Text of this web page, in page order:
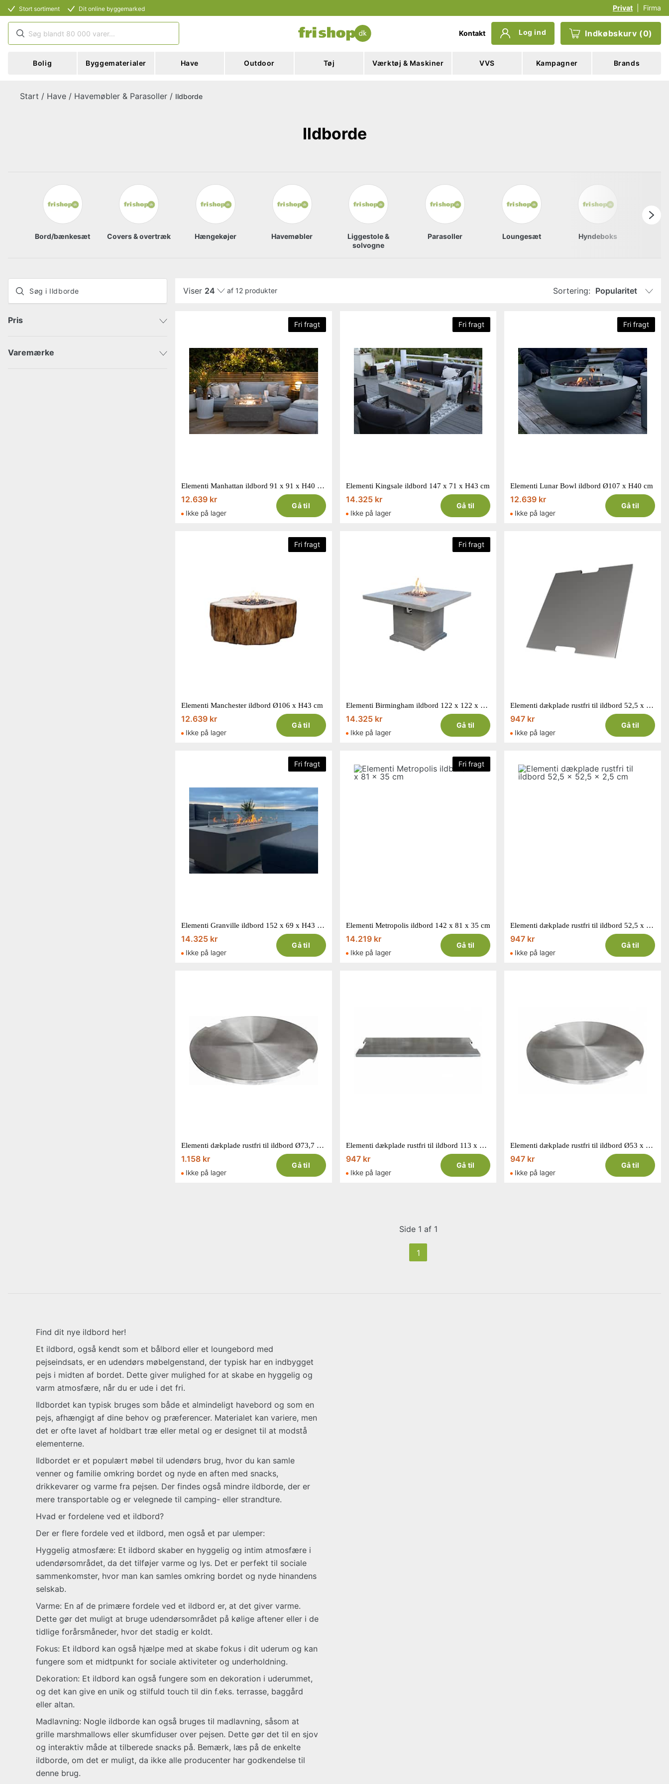
Stort sortiment Dit online byggemarked Privat Firma
Kontakt Log ind Indkøbskurv (0)
Bolig Byggematerialer Have Outdoor Tøj Værktøj & Maskiner VVS Kampagner Brands
Start / Have / Havemøbler & Parasoller / Ildborde
Ildborde
Bord/bænkesæt Covers & overtræk Hængekøjer Havemøbler
Liggestole &
solvogne
Parasoller Loungesæt Hyndeboks
Pris
Varemærke
Viser 24 af 12 produkter Sortering: Popularitet
Fri fragt
Elementi Manhattan ildbord 91 x 91 x H40 cm
12.639 kr
Ikke på lager
Gå til
Fri fragt
Elementi Kingsale ildbord 147 x 71 x H43 cm
14.325 kr
Ikke på lager
Gå til
Fri fragt
Elementi Lunar Bowl ildbord Ø107 x H40 cm
12.639 kr
Ikke på lager
Gå til
Fri fragt
Elementi Manchester ildbord Ø106 x H43 cm
12.639 kr
Ikke på lager
Gå til
Fri fragt
Elementi Birmingham ildbord 122 x 122 x H75 cm
14.325 kr
Ikke på lager
Gå til
Elementi dækplade rustfri til ildbord 52,5 x 52,5 x 1,5 cm
947 kr
Ikke på lager
Gå til
Fri fragt
Elementi Granville ildbord 152 x 69 x H43 cm
14.325 kr
Ikke på lager
Gå til
Fri fragt
Elementi Metropolis ildbord 142 x 81 x 35 cm
14.219 kr
Ikke på lager
Gå til
Elementi dækplade rustfri til ildbord 52,5 x 52,5 x 2,5 cm
947 kr
Ikke på lager
Gå til
Elementi dækplade rustfri til ildbord Ø73,7 x 2,5 cm
1.158 kr
Ikke på lager
Gå til
Elementi dækplade rustfri til ildbord 113 x 37 x 3 cm
947 kr
Ikke på lager
Gå til
Elementi dækplade rustfri til ildbord Ø53 x 3 cm
947 kr
Ikke på lager
Gå til
Side 1 af 1
1
Find dit nye ildbord her!
Et ildbord, også kendt som et bålbord eller et loungebord med
pejseindsats, er en udendørs møbelgenstand, der typisk har en indbygget
pejs i midten af bordet. Dette giver mulighed for at skabe en hyggelig og
varm atmosfære, når du er ude i det fri.
Ildbordet kan typisk bruges som både et almindeligt havebord og som en
pejs, afhængigt af dine behov og præferencer. Materialet kan variere, men
det er ofte lavet af holdbart træ eller metal og er designet til at modstå
elementerne.
Ildbordet er et populært møbel til udendørs brug, hvor du kan samle
venner og familie omkring bordet og nyde en aften med snacks,
drikkevarer og varme fra pejsen. Der findes også mindre ildborde, der er
mere transportable og er velegnede til camping- eller strandture.
Hvad er fordelene ved et ildbord?
Der er flere fordele ved et ildbord, men også et par ulemper:
Hyggelig atmosfære: Et ildbord skaber en hyggelig og intim atmosfære i
udendørsområdet, da det tilføjer varme og lys. Det er perfekt til sociale
sammenkomster, hvor man kan samles omkring bordet og nyde hinandens
selskab.
Varme: En af de primære fordele ved et ildbord er, at det giver varme.
Dette gør det muligt at bruge udendørsområdet på kølige aftener eller i de
tidlige forårsmåneder, hvor det stadig er koldt.
Fokus: Et ildbord kan også hjælpe med at skabe fokus i dit uderum og kan
fungere som et midtpunkt for sociale aktiviteter og underholdning.
Dekoration: Et ildbord kan også fungere som en dekoration i uderummet,
og det kan give en unik og stilfuld touch til din f.eks. terrasse, baggård
eller altan.
Madlavning: Nogle ildborde kan også bruges til madlavning, såsom at
grille marshmallows eller skumfiduser over pejsen. Dette gør det til en sjov
og interaktiv måde at tilberede snacks på. Bemærk, læs på de enkelte
ildborde, om det er muligt, da ikke alle producenter har godkendelse til
denne brug.